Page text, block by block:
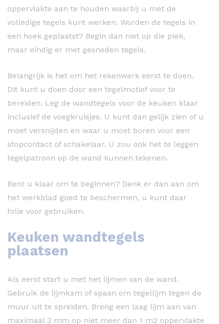
oppervlakte aan te houden waarbij u met de
volledige tegels kunt werken. Worden de tegels in
een hoek geplaatst? Begin dan niet op die plek,
maar eindig er met gesneden tegels.
Belangrijk is het om het rekenwerk eerst te doen.
Dit kunt u doen door een tegelmotief voor te
bereiden. Leg de wandtegels voor de keuken klaar
inclusief de voegkruisjes. U kunt dan gelijk zien of u
moet versnijden en waar u moet boren voor een
stopcontact of schakelaar. U zou ook het te leggen
tegelpatroon op de wand kunnen tekenen.
Bent u klaar om te beginnen? Denk er dan aan om
het werkblad goed te beschermen, u kunt daar
folie voor gebruiken.
Keuken wandtegels
plaatsen
Als eerst start u met het lijmen van de wand.
Gebruik de lijmkam of spaan om tegellijm tegen de
muur uit te spreiden. Breng een laag lijm aan van
maximaal 3 mm op niet meer dan 1 m2 oppervlakte